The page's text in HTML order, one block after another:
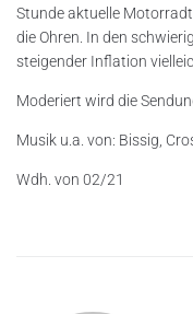
Stunde aktuelle
die Ohren. In den
steigender Inflation
Moderiert wird die
Musik u.a. von: Bissig,
Wdh. von 02/21